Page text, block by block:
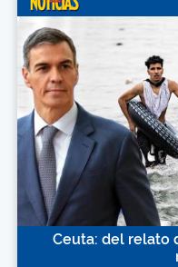
Ceuta: del relato